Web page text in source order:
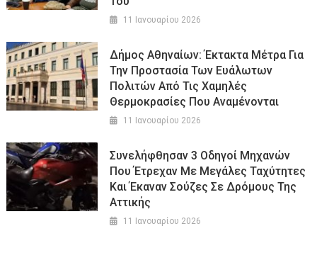
11 Ιανουαρίου 2026
Δήμος Αθηναίων: Έκτακτα Μέτρα Για
Την Προστασία Των Ευάλωτων
Πολιτών Από Τις Χαμηλές
Θερμοκρασίες Που Αναμένονται
11 Ιανουαρίου 2026
Συνελήφθησαν 3 Οδηγοί Μηχανών
Που Έτρεχαν Με Μεγάλες Ταχύτητες
Και Έκαναν Σούζες Σε Δρόμους Της
Αττικής
11 Ιανουαρίου 2026